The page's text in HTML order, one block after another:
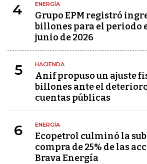
4 ENERGÍA
Grupo EPM registró
billones para el periodo
junio de 2026
5 HACIENDA
Anif propuso un ajuste
billones ante el
cuentas públicas
6 ENERGÍA
Ecopetrol culminó la
compra de 25% de las
Brava Energía